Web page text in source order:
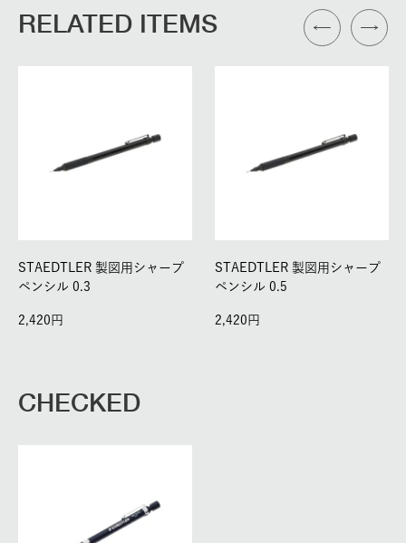
RELATED ITEMS
STAEDTLER 製図用シャープ
ペンシル 0.3
2,420
STAEDTLER 製図用シャープ
ペンシル 0.5
2,420
CHECKED